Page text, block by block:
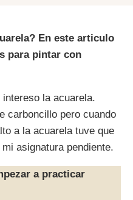
En este articulo
para pintar con
la acuarela.
carboncillo pero cuando
a la acuarela tuve que
asignatura pendiente.
a practicar